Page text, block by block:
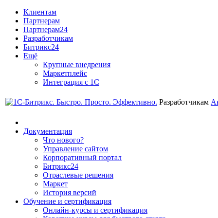
Клиентам
Партнерам
Партнерам24
Разработчикам
Битрикс24
Ещё
Крупные внедрения
Маркетплейс
Интеграция с 1С
Разработчикам
Документация
Что нового?
Управление сайтом
Корпоративный портал
Битрикс24
Отраслевые решения
Маркет
История версий
Обучение и сертификация
Онлайн-курсы и сертификация